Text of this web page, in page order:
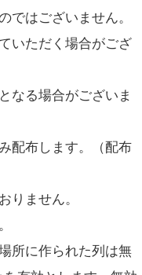
ではございません。
いただく場合がござ
なる場合がございま
配布します。（配布
りません。
所に作られた列は無